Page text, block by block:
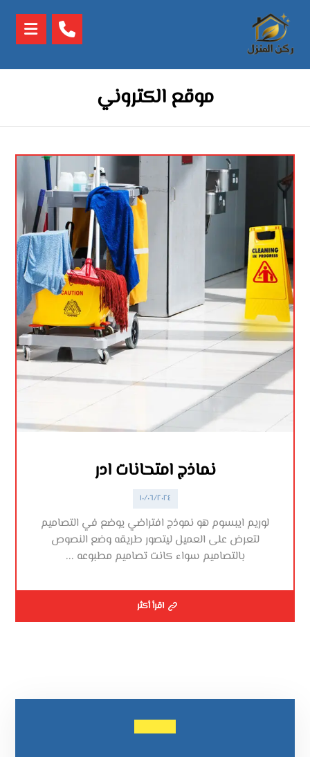
موقع الكتروني
نماذج امتحانات ادر
١٠/٠٦/٢٠٢٤
لوريم ايبسوم هو نموذج افتراضي يوضع في التصاميم
لتعرض على العميل ليتصور طريقه وضع النصوص
بالتصاميم سواء كانت تصاميم مطبوعه ...
اقرأ أكثر